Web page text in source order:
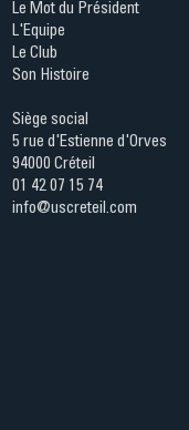
Le Mot du Président
L'Equipe
Le Club
Son Histoire
Siège social
5 rue d'Estienne d'Orves
94000 Créteil
01 42 07 15 74
info@uscreteil.com